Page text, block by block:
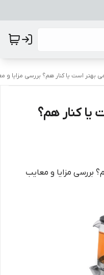
بهتر است یا کنار هم؟ بررسی مزایا و
یا کنار هم؟
بررسی مزایا و معایب